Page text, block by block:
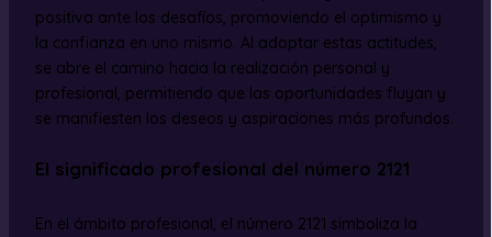
positiva ante los desafíos, promoviendo el optimismo y
la confianza en uno mismo. Al adoptar estas actitudes,
se abre el camino hacia la realización personal y
profesional, permitiendo que las oportunidades fluyan y
se manifiesten los deseos y aspiraciones más profundos.
El significado profesional del número 2121
En el ámbito profesional, el número 2121 simboliza la